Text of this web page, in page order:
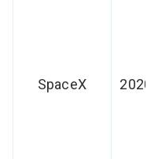
SpaceX